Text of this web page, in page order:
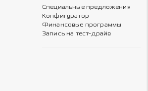
Специальные предложения
Конфигуратор
Финансовые программы
Запись на тест-драйв